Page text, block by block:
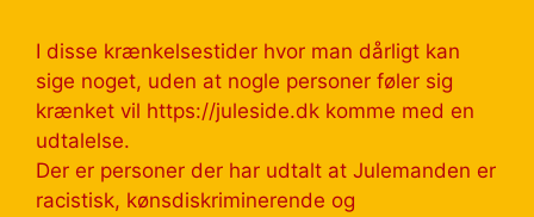
I disse krænkelsestider hvor man dårligt kan
sige noget, uden at nogle personer føler sig
krænket vil https://juleside.dk komme med en
udtalelse.
Der er personer der har udtalt at Julemanden er
racistisk, kønsdiskriminerende og